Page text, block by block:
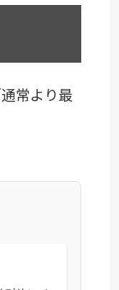
常より最